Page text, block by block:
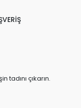
tadını çıkarın.